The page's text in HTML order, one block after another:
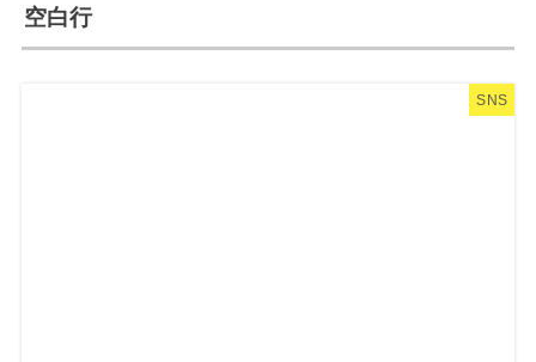
空白行
SNS